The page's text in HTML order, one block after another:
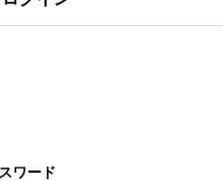
ワード